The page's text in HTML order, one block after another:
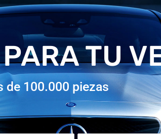
TU
de 100.000 piezas